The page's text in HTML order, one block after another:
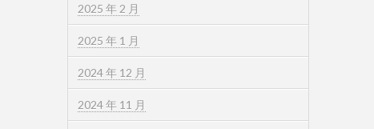
2025 年 2 月
2025 年 1 月
2024 年 12 月
2024 年 11 月